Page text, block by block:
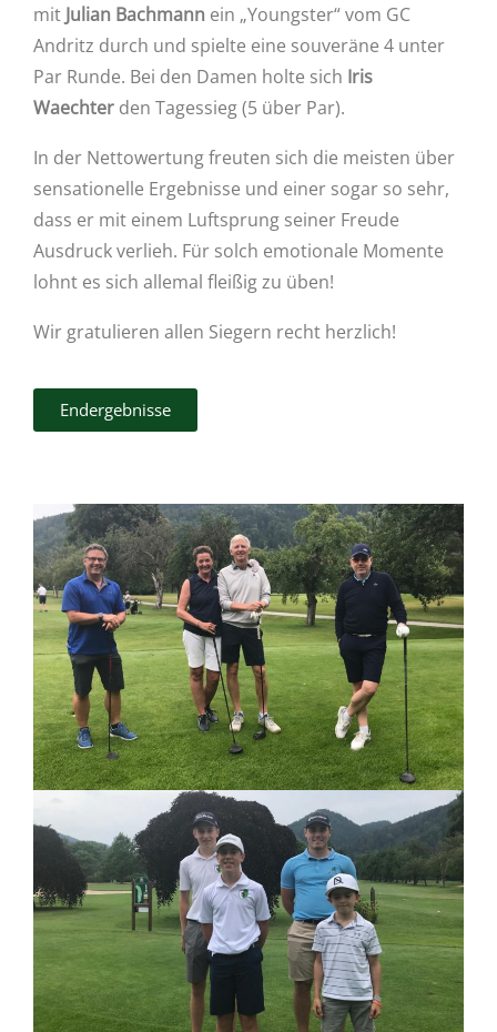
mit Julian Bachmann ein „Youngster“ vom GC
Andritz durch und spielte eine souveräne 4 unter
Par Runde. Bei den Damen holte sich Iris
Waechter den Tagessieg (5 über Par).
In der Nettowertung freuten sich die meisten über
sensationelle Ergebnisse und einer sogar so sehr,
dass er mit einem Luftsprung seiner Freude
Ausdruck verlieh. Für solch emotionale Momente
lohnt es sich allemal fleißig zu üben!
Wir gratulieren allen Siegern recht herzlich!
Endergebnisse